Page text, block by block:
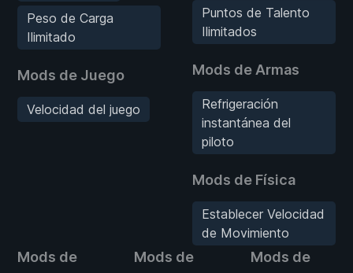
Peso de Carga
Ilimitado
Mods de Juego
Velocidad del juego
Puntos de Talento
Ilimitados
Mods de Armas
Refrigeración
instantánea del
piloto
Mods de Física
Establecer Velocidad
de Movimiento
Mods de
Mods de
Mods de